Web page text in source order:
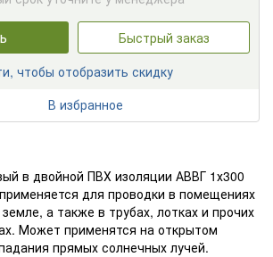
Быстрый заказ
чтобы отобразить скидку
В избранное
в двойной ПВХ изоляции АВВГ 1х300
для проводки в помещениях
а также в трубах, лотках и прочих
Может применятся на открытом
прямых солнечных лучей.